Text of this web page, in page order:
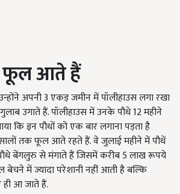
फूलआतेहैं
अपनी 3 एकड़ जमीन में पॉलीहाउस लगा रखा
उगाते हैं. पॉलीहाउस में उनके पौधे 12 महीने
कि इन पौधों को एक बार लगाना पड़ता है
तक फूल आते रहते हैं. वे जुलाई महीने में पौधें
बेंगलुरु से मंगाते हैं जिसमें करीब 5 लाख रूपये
में ज्यादा परेशानी नहीं आती है बल्कि
ही आ जाते हैं.